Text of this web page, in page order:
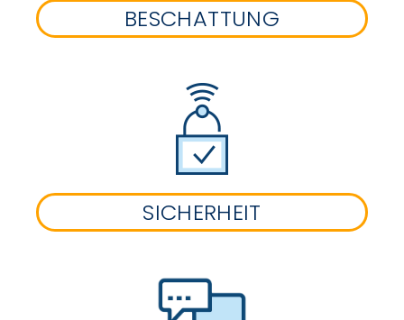
BESCHATTUNG
SICHERHEIT